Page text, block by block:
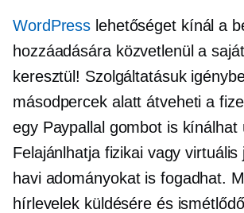
WordPress lehetőséget kínál a
hozzáadására közvetlenül a
keresztül! Szolgáltatásuk
másodpercek alatt átveheti a
egy Paypallal gombot is kínálhat
Felajánlhatja fizikai vagy
havi adományokat is fogadhat.
hírlevelek küldésére és